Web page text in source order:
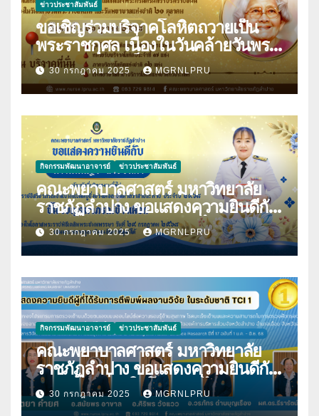
ข่าวประชาสัมพันธ์
ขอเชิญร่วมบริจาคโลหิตถวายเป็น
พระราชกุศล เนื่องในวันคล้ายวันพระ
ราชสมภพสมเด็จพระศรีนครินทราบ
รมราชชนนี และวันพยาบาลแห่งชาติ
21 ตุลาคม 2568
30 กรกฎาคม 2025 MGRNLPRU
กิจกรรมพัฒนาอาจารย์ ข่าวประชาสัมพันธ์
คณะพยาบาลศาสตร์ มหาวิทยาลัย
ราชภัฏลำปาง ขอแสดงความยินดีกับ
นางมนันญา สายปินตา ที่ได้รับ
พระราชทานเครื่องราชอิสริยาภรณ์
30 กรกฎาคม 2025 MGRNLPRU
กิจกรรมพัฒนาอาจารย์ ข่าวประชาสัมพันธ์
คณะพยาบาลศาสตร์ มหาวิทยาลัย
ราชภัฏลำปาง ขอแสดงความยินดีกับ
บุคลากร เนื่องในโอกาสที่ได้รับการตี
พิมพ์ผลงานวิจัย
30 กรกฎาคม 2025 MGRNLPRU